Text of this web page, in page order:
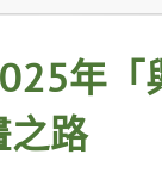
年「
之路